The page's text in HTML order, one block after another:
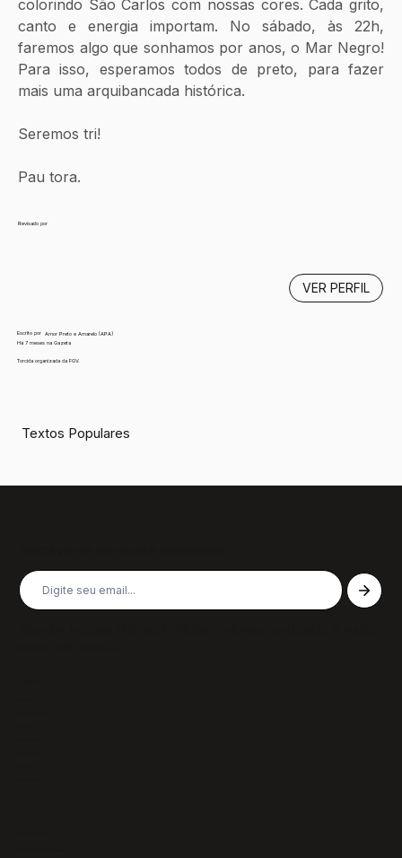
colorindo São Carlos com nossas cores. Cada grito,
canto e energia importam. No sábado, às 22h,
faremos algo que sonhamos por anos, o Mar Negro!
Para isso, esperamos todos de preto, para fazer
mais uma arquibancada histórica.
Seremos tri!
Pau tora.
Revisado por
Escrito por
Amor Preto e Amarelo (APA)
Há 7 meses na Gazeta
Torcida organizada da FGV.
VER PERFIL
Textos Populares